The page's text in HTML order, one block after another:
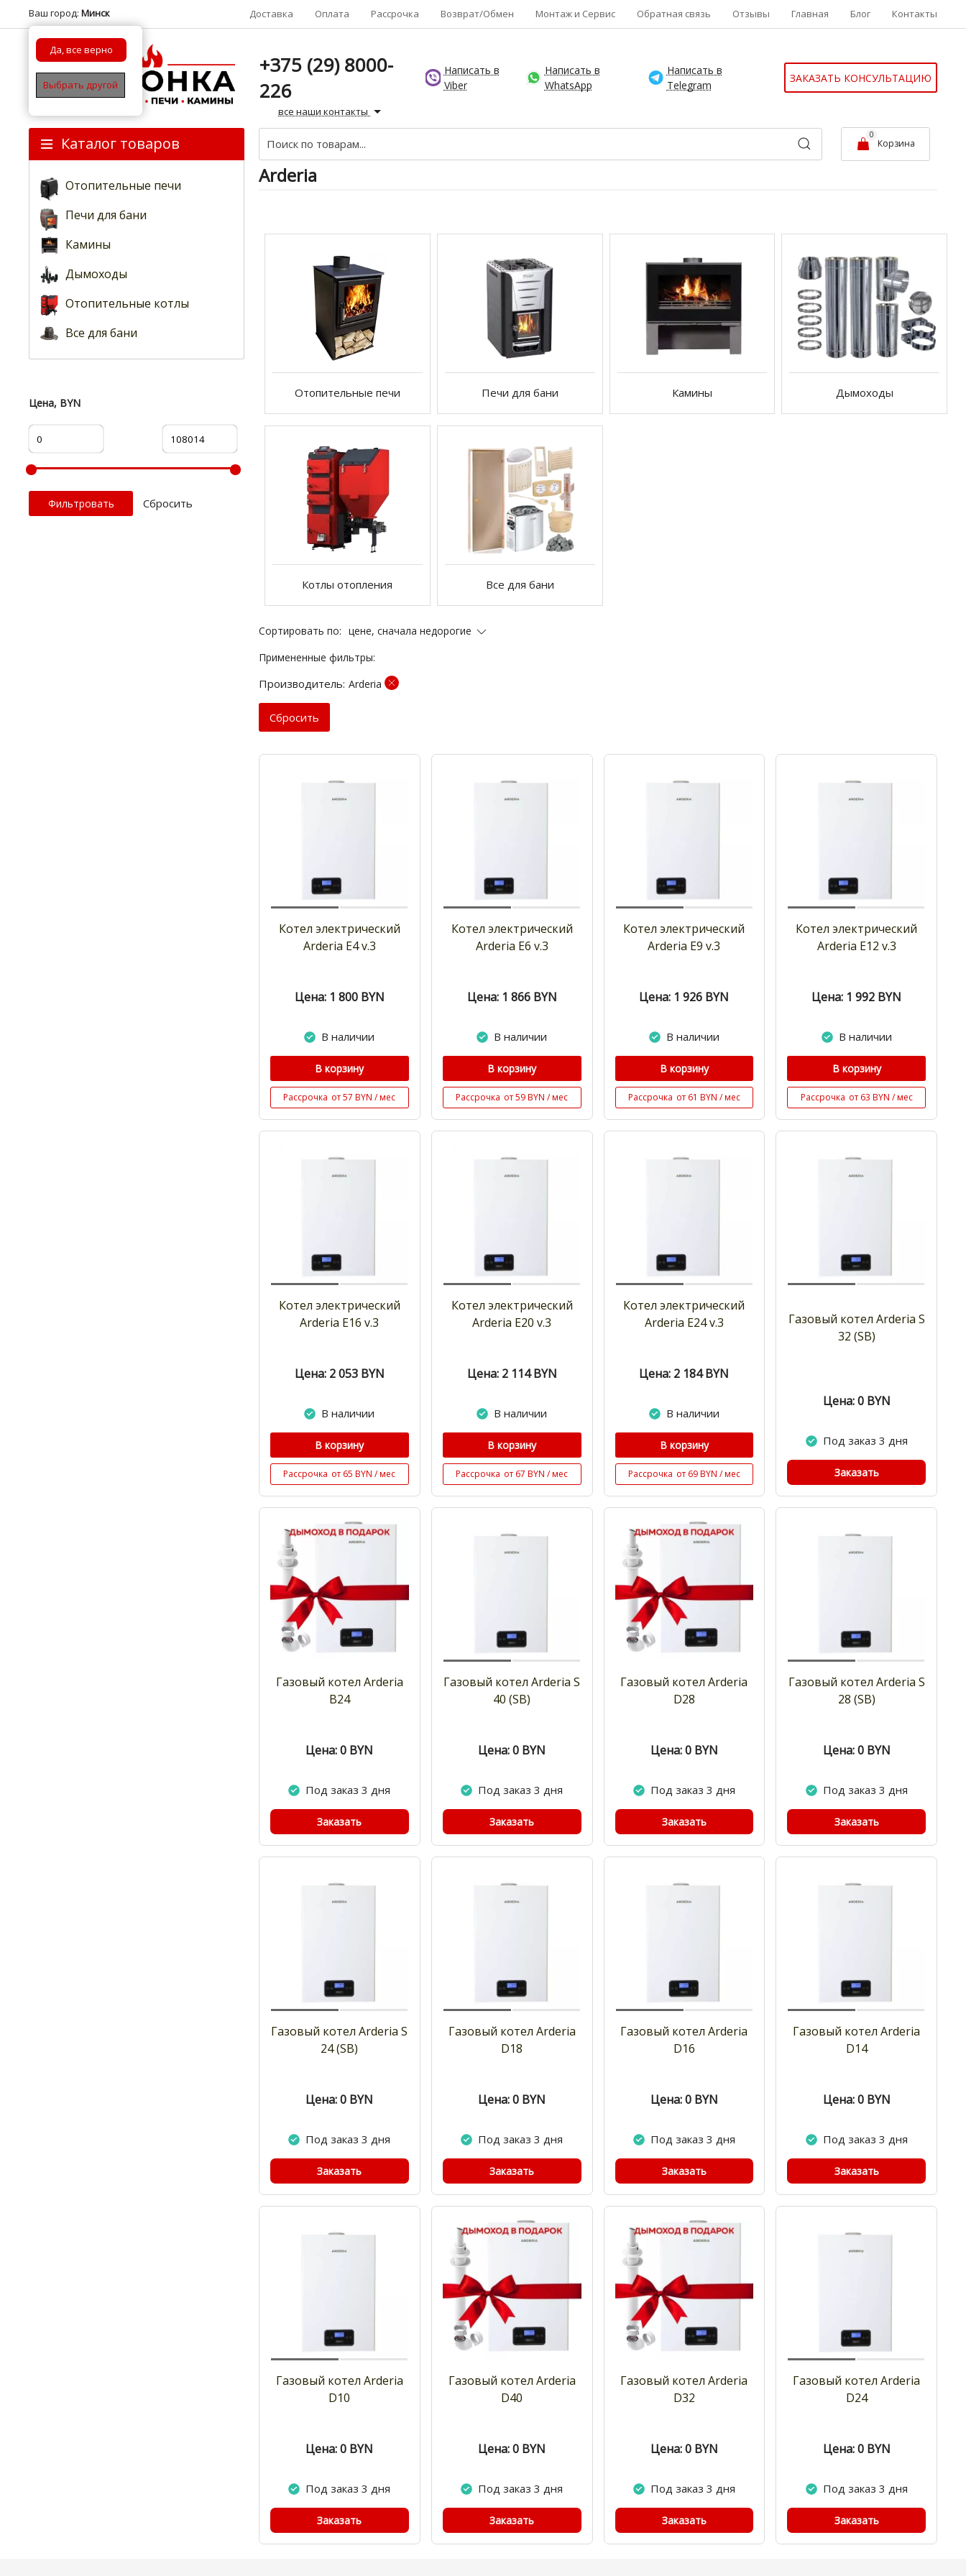
Ваш город: Минск
Да, все верно
Выбрать другой
Доставка Оплата Рассрочка Возврат/Обмен Монтаж и Сервис Обратная связь Отзывы Главная Блог Контакты
+375 (29) 8000-
226
все наши контакты
Написать в
Viber
Написать в
WhatsApp
Написать в
Telegram
ЗАКАЗАТЬ КОНСУЛЬТАЦИЮ
Каталог товаров
Отопительные печи
Печи для бани
Камины
Дымоходы
Отопительные котлы
Все для бани
0
Корзина
Цена, BYN
Cбросить
Arderia
Отопительные печи Печи для бани Камины Дымоходы
Котлы отопления Все для бани
Сортировать по: цене, сначала недорогие
Примененные фильтры:
Производитель: Arderia
Cбросить
Котел электрический
Arderia Е4 v.3
Цена: 1 800 BYN
В наличии
В корзину
Рассрочка от 57 BYN / мес
Котел электрический
Arderia Е6 v.3
Цена: 1 866 BYN
В наличии
В корзину
Рассрочка от 59 BYN / мес
Котел электрический
Arderia Е9 v.3
Цена: 1 926 BYN
В наличии
В корзину
Рассрочка от 61 BYN / мес
Котел электрический
Arderia Е12 v.3
Цена: 1 992 BYN
В наличии
В корзину
Рассрочка от 63 BYN / мес
Котел электрический
Arderia Е16 v.3
Цена: 2 053 BYN
В наличии
В корзину
Рассрочка от 65 BYN / мес
Котел электрический
Arderia Е20 v.3
Цена: 2 114 BYN
В наличии
В корзину
Рассрочка от 67 BYN / мес
Котел электрический
Arderia Е24 v.3
Цена: 2 184 BYN
В наличии
В корзину
Рассрочка от 69 BYN / мес
Газовый котел Arderia S
32 (SB)
Цена: 0 BYN
Под заказ 3 дня
Заказать
Газовый котел Arderia
B24
Цена: 0 BYN
Под заказ 3 дня
Заказать
Газовый котел Arderia S
40 (SB)
Цена: 0 BYN
Под заказ 3 дня
Заказать
Газовый котел Arderia
D28
Цена: 0 BYN
Под заказ 3 дня
Заказать
Газовый котел Arderia S
28 (SB)
Цена: 0 BYN
Под заказ 3 дня
Заказать
Газовый котел Arderia S
24 (SB)
Цена: 0 BYN
Под заказ 3 дня
Заказать
Газовый котел Arderia
D18
Цена: 0 BYN
Под заказ 3 дня
Заказать
Газовый котел Arderia
D16
Цена: 0 BYN
Под заказ 3 дня
Заказать
Газовый котел Arderia
D14
Цена: 0 BYN
Под заказ 3 дня
Заказать
Газовый котел Arderia
D10
Цена: 0 BYN
Под заказ 3 дня
Заказать
Газовый котел Arderia
D40
Цена: 0 BYN
Под заказ 3 дня
Заказать
Газовый котел Arderia
D32
Цена: 0 BYN
Под заказ 3 дня
Заказать
Газовый котел Arderia
D24
Цена: 0 BYN
Под заказ 3 дня
Заказать